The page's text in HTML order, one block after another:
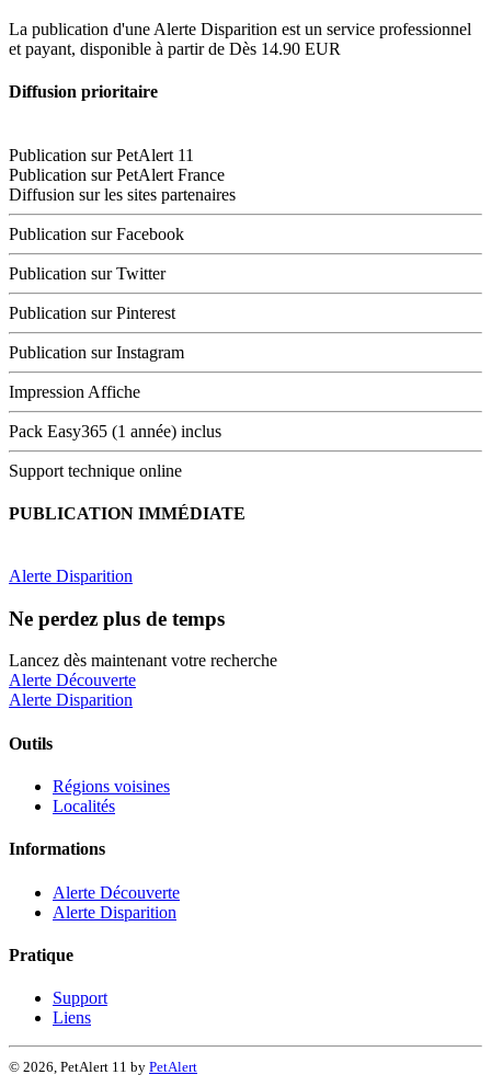
La publication d'une Alerte Disparition est un service professionnel
et payant, disponible à partir de Dès 14.90 EUR
Diffusion prioritaire
Publication sur PetAlert 11
Publication sur PetAlert France
Diffusion sur les sites partenaires
Publication sur Facebook
Publication sur Twitter
Publication sur Pinterest
Publication sur Instagram
Impression Affiche
Pack Easy365 (1 année) inclus
Support technique online
PUBLICATION IMMÉDIATE
Alerte Disparition
Ne perdez plus de temps
Lancez dès maintenant votre recherche
Alerte Découverte
Alerte Disparition
Outils
Régions voisines
Localités
Informations
Alerte Découverte
Alerte Disparition
Pratique
Support
Liens
© 2026, PetAlert 11 by PetAlert